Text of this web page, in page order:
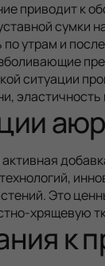
приводит к
сумки
утрам и
ситуации
активная
Это
хрящевую
к